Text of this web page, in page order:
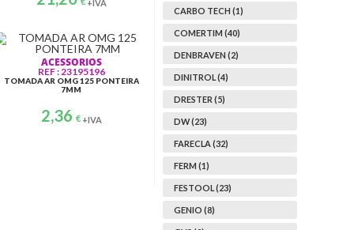
+IVA
ACESSORIOS
REF : 23195196
TOMADA AR OMG 125 PONTEIRA
7MM
2,36 € +IVA
REF: SPM420
SPR401/503 (PACK 5 PAR)
CARBO TECH (1)
COMERTIM (40)
DENBRAVEN (2)
DINITROL (4)
DRESTER (5)
DW (23)
FARECLA (32)
FERM (1)
FESTOOL (23)
GENIO (8)